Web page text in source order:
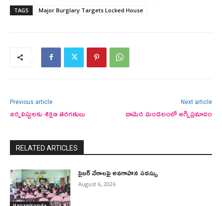
TAGS Major Burglary Targets Locked House
Previous article
జర్నలిస్టులకు శిక్షణ తరగతులు
Next article
దామెర మండలంలో అగ్నిప్రమాదం
RELATED ARTICLES
సైబర్ నేరాలపై అవగాహన సదస్సు
August 6, 2026